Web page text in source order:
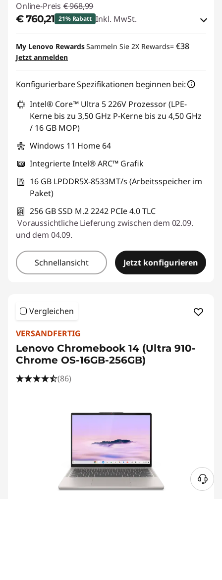
Online-Preis € 968,99
€ 760,21 21% Rabatt Inkl. MwSt.
eCoupon-Rabatt :-€ 208,78
eCoupon :THINKDEAL
My Lenovo RewardsSammeln Sie 2X Rewards= €38
Jetzt anmelden
Konfigurierbare Spezifikationen beginnen bei:
Intel® Core™ Ultra 5 226V Prozessor (LPE-
Kerne bis zu 3,50 GHz P-Kerne bis zu 4,50 GHz
/ 16 GB MOP)
Windows 11 Home 64
Integrierte Intel® ARC™ Grafik
16 GB LPDDR5X-8533MT/s (Arbeitsspeicher im
Paket)
256 GB SSD M.2 2242 PCIe 4.0 TLC
Voraussichtliche Lieferung zwischen dem 02.09.
und dem 04.09.
Schnellansicht Jetzt konfigurieren
Vergleichen
VERSANDFERTIG
Lenovo Chromebook 14 (Ultra 910-
Chrome OS-16GB-256GB)
(86)